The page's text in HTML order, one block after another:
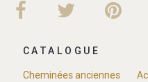
CATALOGUE
Cheminées anciennes